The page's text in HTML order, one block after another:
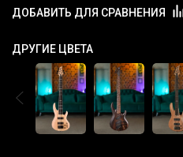
ДОБАВИТЬ ДЛЯ СРАВНЕНИЯ
ДРУГИЕ ЦВЕТА